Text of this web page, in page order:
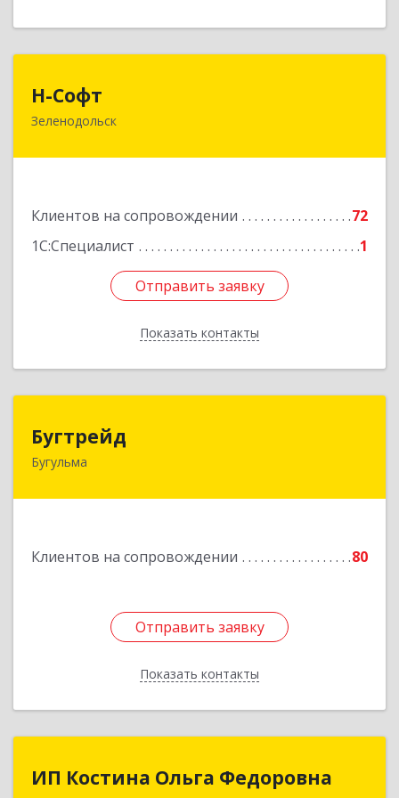
Н-Софт
Зеленодольск
Клиентов на сопровождении
72
1С:Специалист
1
Отправить заявку
Показать контакты
422521, Татарстан Респ (Татарстан),
Подробнее
Отправить заявку
Назад
Бугтрейд
Бугульма
Клиентов на сопровождении 80
Отправить заявку
Показать контакты
420230, Татарстан Респ, Бугульма г, Вахитово,
Отправить заявку
Назад
ИП Костина Ольга Федоровна